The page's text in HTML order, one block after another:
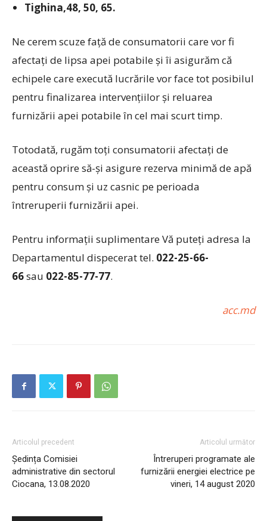
Tighina,48, 50, 65.
Ne cerem scuze faţă de consumatorii care vor fi
afectaţi de lipsa apei potabile şi îi asigurăm că
echipele care execută lucrările vor face tot posibilul
pentru finalizarea intervenţiilor şi reluarea
furnizării apei potabile în cel mai scurt timp.
Totodată, rugăm toţi consumatorii afectaţi de
această oprire să-şi asigure rezerva minimă de apă
pentru consum şi uz casnic pe perioada
întreruperii furnizării apei.
Pentru informaţii suplimentare Vă puteţi adresa la
Departamentul dispecerat tel. 022-25-66-
66sau 022-85-77-77.
acc.md
Articolul precedent
Ședința Comisiei
administrative din sectorul
Ciocana, 13.08.2020
Articolul următor
Întreruperi programate ale
furnizării energiei electrice pe
vineri, 14 august 2020